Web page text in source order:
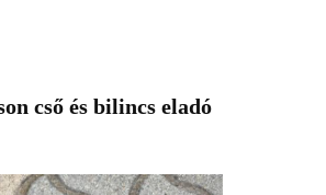
cső és bilincs eladó